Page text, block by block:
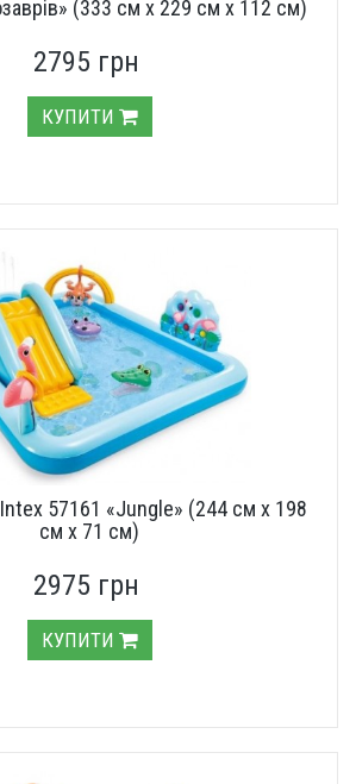
(333 см х 229 см х 112 см)
2795 грн
КУПИТИ
Intex 57161 «Jungle» (244 см х 198
см х 71 см)
2975 грн
КУПИТИ